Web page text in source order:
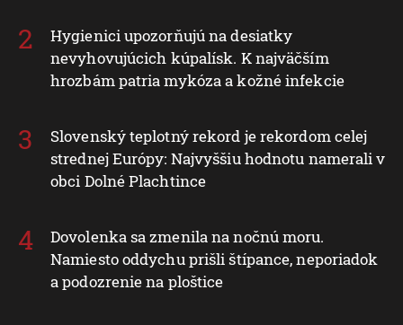
Hygienici upozorňujú na desiatky
nevyhovujúcich kúpalísk. K najväčším
hrozbám patria mykóza a kožné infekcie
Slovenský teplotný rekord je rekordom celej
strednej Európy: Najvyššiu hodnotu namerali v
obci Dolné Plachtince
Dovolenka sa zmenila na nočnú moru.
Namiesto oddychu prišli štípance, neporiadok
a podozrenie na ploštice